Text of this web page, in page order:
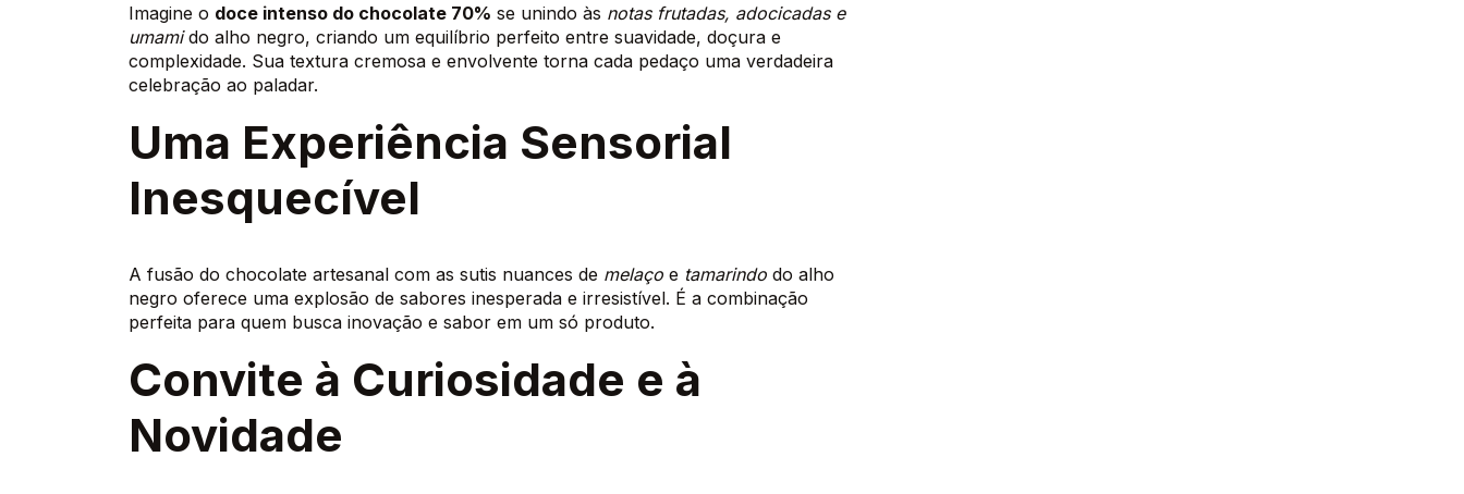
Imagine o doce intenso do chocolate 70% se unindo às notas frutadas, adocicadas e
umamido alho negro, criando um equilíbrio perfeito entre suavidade, doçura e
complexidade. Sua textura cremosa e envolvente torna cada pedaço uma verdadeira
celebração ao paladar.
Uma Experiência Sensorial
Inesquecível
A fusão do chocolate artesanal com as sutis nuances de melaço e tamarindo do alho
negro oferece uma explosão de sabores inesperada e irresistível. É a combinação
perfeita para quem busca inovação e sabor em um só produto.
Convite à Curiosidade e à
Novidade